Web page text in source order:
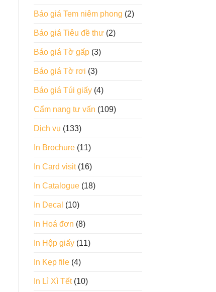
Báo giá Tem niêm phong (2)
Báo giá Tiêu đề thư(2)
Báo giá Tờ gấp(3)
Báo giá Tờ rơi (3)
Báo giá Túi giấy(4)
Cẩm nang tư vấn (109)
Dịch vụ (133)
In Brochure(11)
In Card visit(16)
In Catalogue(18)
In Decal (10)
In Hoá đơn (8)
In Hộp giấy(11)
In Kẹp file(4)
In Lì Xì Tết(10)